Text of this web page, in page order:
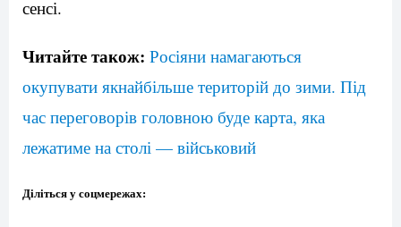
сенсі.
Читайте також: Росіяни намагаються
окупувати якнайбільше територій до зими. Під
час переговорів головною буде карта, яка
лежатиме на столі — військовий
Діліться у соцмережах: